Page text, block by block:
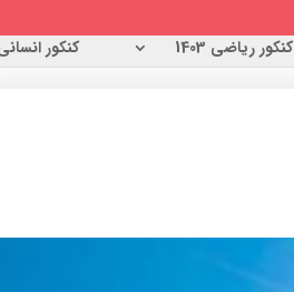
کنکور ریاضی 1403 کنکور انسانی